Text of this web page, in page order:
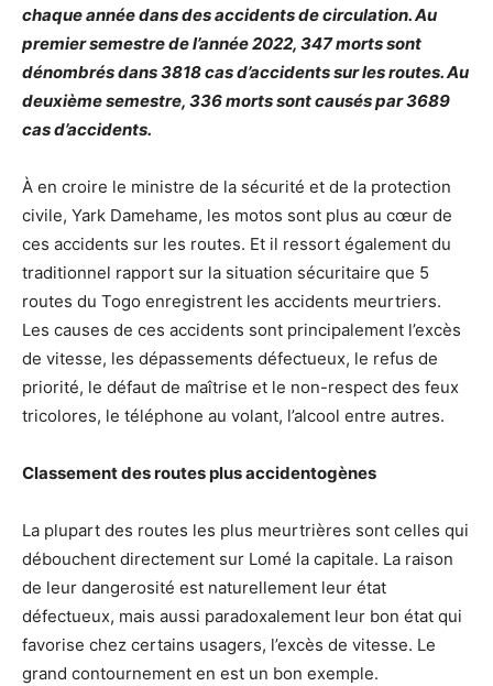
chaque année dans des accidents de circulation. Au
premier semestre de l’année 2022, 347 morts sont
dénombrés dans 3818 cas d’accidents sur les routes. Au
deuxième semestre, 336 morts sont causés par 3689
cas d’accidents.
À en croire le ministre de la sécurité et de la protection
civile, Yark Damehame, les motos sont plus au cœur de
ces accidents sur les routes. Et il ressort également du
traditionnel rapport sur la situation sécuritaire que 5
routes du Togo enregistrent les accidents meurtriers.
Les causes de ces accidents sont principalement l’excès
de vitesse, les dépassements défectueux, le refus de
priorité, le défaut de maîtrise et le non-respect des feux
tricolores, le téléphone au volant, l’alcool entre autres.
Classement des routes plus accidentogènes
La plupart des routes les plus meurtrières sont celles qui
débouchent directement sur Lomé la capitale. La raison
de leur dangerosité est naturellement leur état
défectueux, mais aussi paradoxalement leur bon état qui
favorise chez certains usagers, l’excès de vitesse. Le
grand contournement en est un bon exemple.